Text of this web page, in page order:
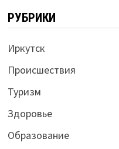
РУБРИКИ
Иркутск
Происшествия
Туризм
Здоровье
Образование